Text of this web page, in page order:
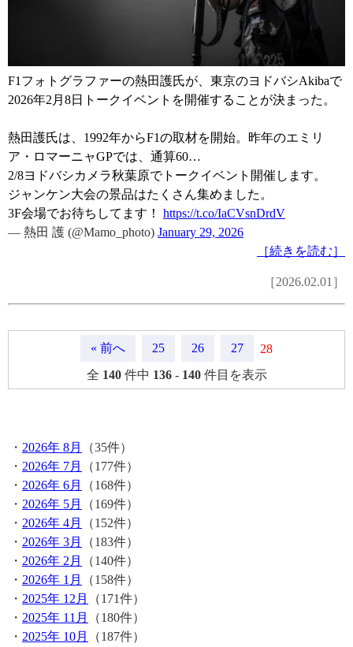
F1フォトグラファーの熱田護氏が、東京のヨドバシAkibaで
2026年2月8日トークイベントを開催することが決まった。
熱田護氏は、1992年からF1の取材を開始。昨年のエミリ
ア・ロマーニャGPでは、通算60…
2/8ヨドバシカメラ秋葉原でトークイベント開催します。
ジャンケン大会の景品はたくさん集めました。
3F会場でお待ちしてます！ https://t.co/IaCVsnDrdV
— 熱田 護 (@Mamo_photo) January 29, 2026
［続きを読む］
［2026.02.01］
« 前へ 25 26 27
28
全 140件中 136- 140件目を表示
・ 2026年 8月
（35件）
・ 2026年 7月
（177件）
・ 2026年 6月
（168件）
・ 2026年 5月
（169件）
・ 2026年 4月
（152件）
・ 2026年 3月
（183件）
・ 2026年 2月
（140件）
・ 2026年 1月
（158件）
・ 2025年 12月
（171件）
・ 2025年 11月
（180件）
・ 2025年 10月
（187件）